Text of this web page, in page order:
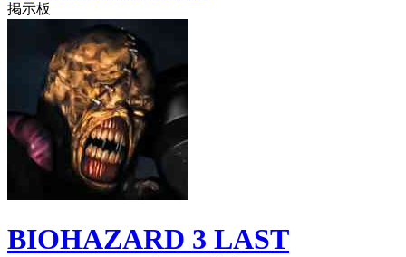
掲示板
BIOHAZARD 3 LAST